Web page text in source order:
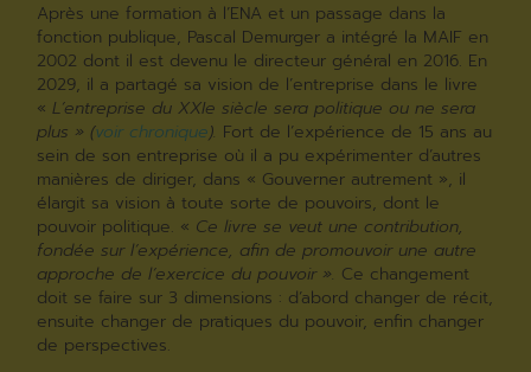
Après une formation à l’ENA et un passage dans la
fonction publique, Pascal Demurger a intégré la MAIF en
2002 dont il est devenu le directeur général en 2016. En
2029, il a partagé sa vision de l’entreprise dans le livre
«L’entreprise du XXIe siècle sera politique ou ne sera
plus » (voir chronique). Fort de l’expérience de 15 ans au
sein de son entreprise où il a pu expérimenter d’autres
manières de diriger, dans « Gouverner autrement », il
élargit sa vision à toute sorte de pouvoirs, dont le
pouvoir politique. « Ce livre se veut une contribution,
fondée sur l’expérience, afin de promouvoir une autre
approche de l’exercice du pouvoir ». Ce changement
doit se faire sur 3 dimensions : d’abord changer de récit,
ensuite changer de pratiques du pouvoir, enfin changer
de perspectives.